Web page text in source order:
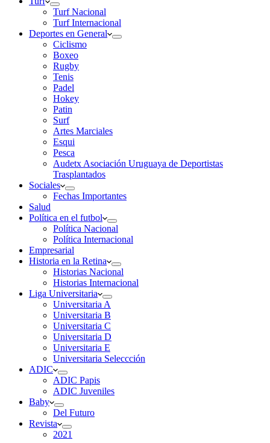
Turf Nacional
Turf Internacional
Deportes en General
Ciclismo
Boxeo
Rugby
Tenis
Padel
Hokey
Patin
Surf
Artes Marciales
Esqui
Pesca
Audetx Asociación Uruguaya de Deportistas
Trasplantados
Sociales
Fechas Importantes
Salud
Política en el futbol
Política Nacional
Política Internacional
Empresarial
Historia en la Retina
Historias Nacional
Historias Internacional
Liga Universitaria
Universitaria A
Universitaria B
Universitaria C
Universitaria D
Universitaria E
Universitaria Seleccción
ADIC
ADIC Papis
ADIC Juveniles
Baby
Del Futuro
Revista
2021